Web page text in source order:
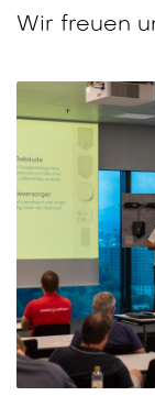
Wir freuen